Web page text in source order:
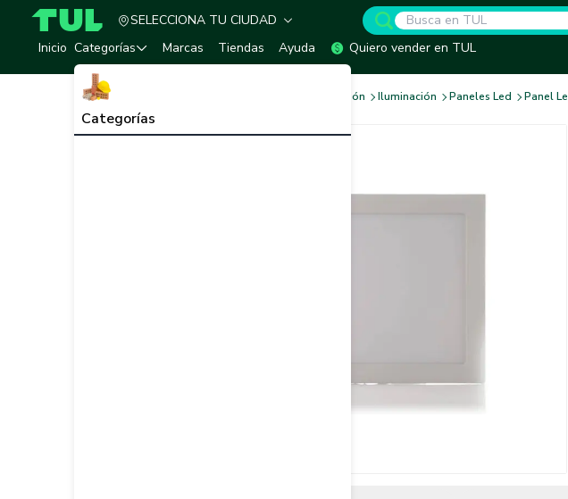
TUL - Tu Marketplace de Construcción
SELECCIONA TU CIUDAD
Inicio Categorías
Categorías
Marcas Tiendas Ayuda Quiero vender en TUL
Sistema Eléctrico e Iluminación Iluminación Paneles Led Panel